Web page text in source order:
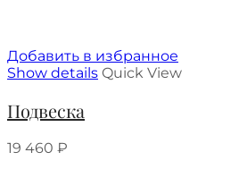
Добавить в избранное
Show details Quick View
Подвеска
19 460 ₽